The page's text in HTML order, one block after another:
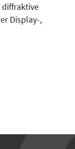
diffraktive
Display-,